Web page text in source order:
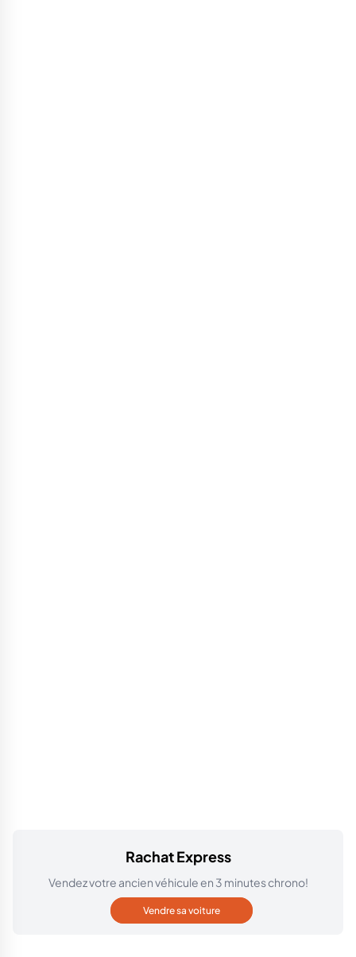
Rachat Express
Vendez votre ancien véhicule en 3 minutes chrono!
Vendre sa voiture